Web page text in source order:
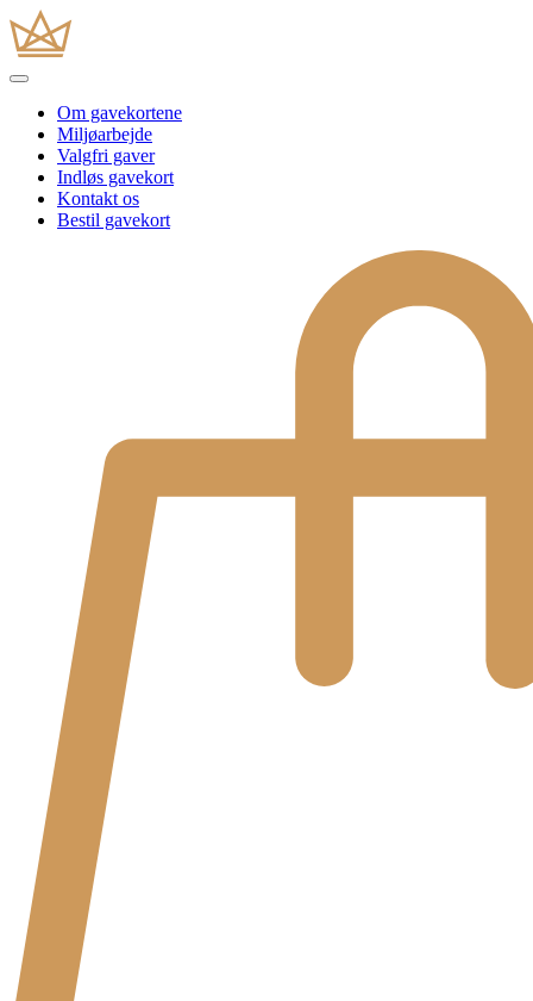
Om gavekortene
Miljøarbejde
Valgfri gaver
Indløs gavekort
Kontakt os
Bestil gavekort